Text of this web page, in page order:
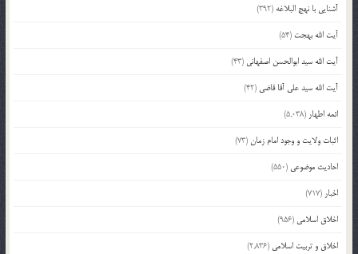
آشنایی با نهج البلاغه (392)
آیت الله بهجت (54)
آیت الله سید ابوالحسن اصفهانی (43)
آیت الله سید علی آقا قاضی (42)
ائمه اطهار (5,038)
اثبات ولایت و وجود امام زمان(73)
احادیث موضوعی (550)
اخبار (717)
اخلاق اسلامی (956)
اخلاق و تربیت اسلامی (2,836)